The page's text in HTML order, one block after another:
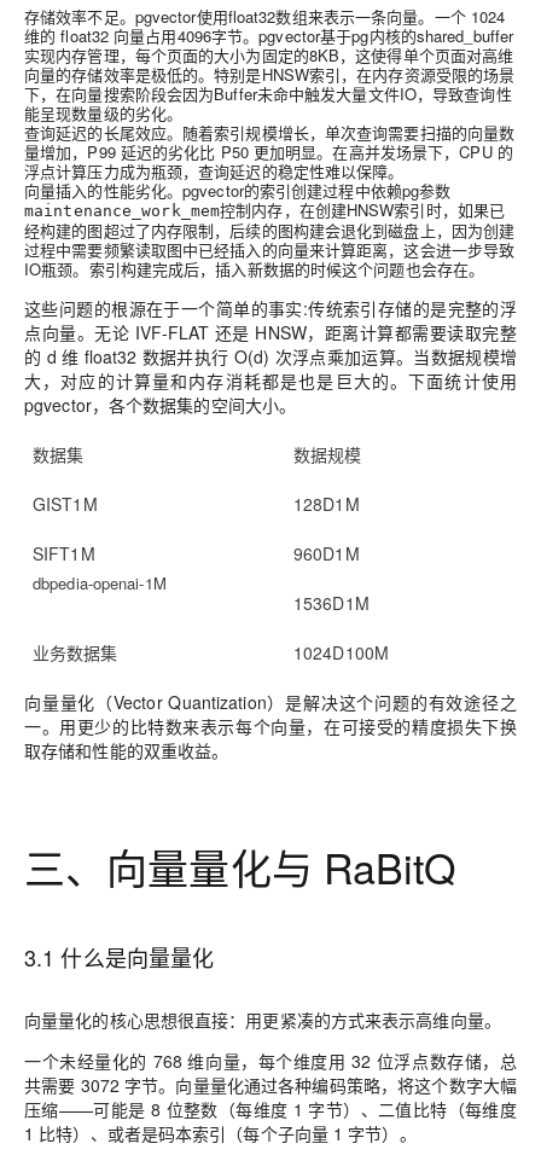
存储效率不足。pgvector使用float32数组来表示一条向量。一个 1024
维的 float32 向量占用4096字节。pgvector基于pg内核的shared_buffer
实现内存管理，每个页面的大小为固定的8KB，这使得单个页面对高维
向量的存储效率是极低的。特别是HNSW索引，在内存资源受限的场景
下，在向量搜索阶段会因为Buffer未命中触发大量文件IO，导致查询性
能呈现数量级的劣化。
查询延迟的长尾效应。随着索引规模增长，单次查询需要扫描的向量数
量增加，P99 延迟的劣化比 P50 更加明显。在高并发场景下，CPU 的
浮点计算压力成为瓶颈，查询延迟的稳定性难以保障。
向量插入的性能劣化。pgvector的索引创建过程中依赖pg参数
maintenance_work_mem控制内存，在创建HNSW索引时，如果已
经构建的图超过了内存限制，后续的图构建会退化到磁盘上，因为创建
过程中需要频繁读取图中已经插入的向量来计算距离，这会进一步导致
IO瓶颈。索引构建完成后，插入新数据的时候这个问题也会存在。
这些问题的根源在于一个简单的事实:传统索引存储的是完整的浮
点向量。无论 IVF-FLAT 还是 HNSW，距离计算都需要读取完整
的 d 维 float32 数据并执行 O(d) 次浮点乘加运算。当数据规模增
大，对应的计算量和内存消耗都是也是巨大的。下面统计使用
pgvector，各个数据集的空间大小。
数据集 数据规模
GIST1M 128D1M
SIFT1M 960D1M
dbpedia-openai-1M
1536D1M
业务数据集 1024D100M
向量量化（Vector Quantization）是解决这个问题的有效途径之
一。用更少的比特数来表示每个向量，在可接受的精度损失下换
取存储和性能的双重收益。
三、向量量化与 RaBitQ
3.1 什么是向量量化
向量量化的核心思想很直接：用更紧凑的方式来表示高维向量。
一个未经量化的 768 维向量，每个维度用 32 位浮点数存储，总
共需要 3072 字节。向量量化通过各种编码策略，将这个数字大幅
压缩——可能是 8 位整数（每维度 1 字节）、二值比特（每维度
1 比特）、或者是码本索引（每个子向量 1 字节）。